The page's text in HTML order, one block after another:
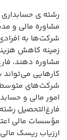
رشته ی
مشاوره مالی و
شرکت‌ها به
زمینه کاهش
مشاوره دهند،
کارهایی
شرکت‌های متوسط
امور مالی و
فارغ‌التحصیل
مؤسسات مالی
ارزیاب ریسک